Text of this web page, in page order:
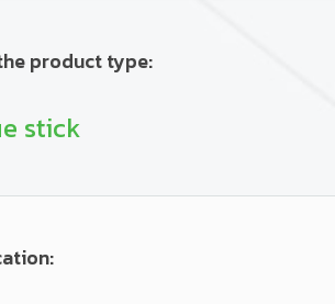
product type:
stick